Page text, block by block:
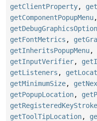
getClientProperty,
getComponentPopupMenu,
getFontMetrics ,
getInheritsPopupMenu,
getInputVerifier,
getListeners ,
getMinimumSize,
getPopupLocation,
getToolTipLocation,